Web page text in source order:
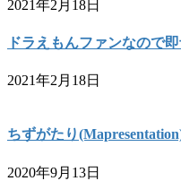
2021年2月18日
ドラえもんファンなので
2021年2月18日
ちずがたり
2020年9月13日